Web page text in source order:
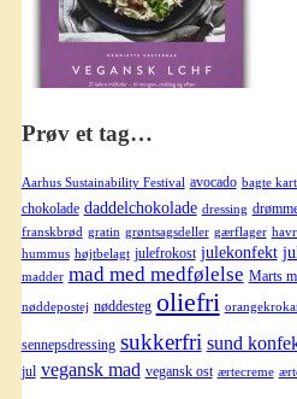
Prøv et tag…
Aarhus Sustainability Festival avocado bagte
chokolade daddelchokolade dressing
franskbrød gratin grøntsagsdeller gærflager
hummus højtbelagt julefrokost julekonfekt
madder mad med medfølelse Marts
nøddepostej nøddesteg oliefri
sennepsdressing sukkerfri sund
jul vegansk mad vegansk ost ærtecreme